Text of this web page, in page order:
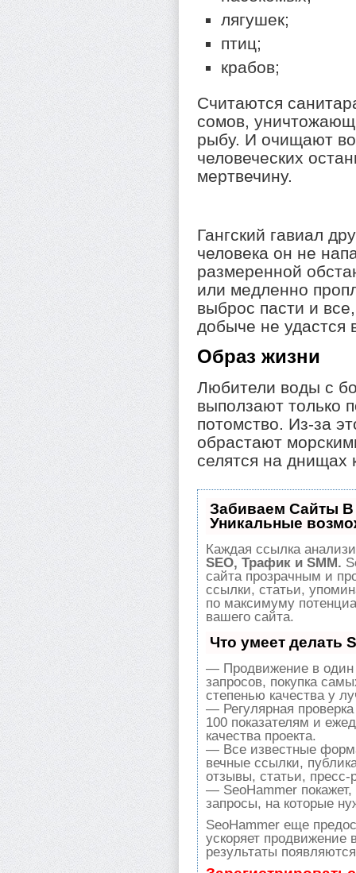
лягушек;
птиц;
крабов;
Считаются
сомов,
рыбу. И очищают
человеческих
мертвечину.
Гангский гавиал
человека он не
размеренной
или медленно
выброс пасти и
добыче не удастся
Образ жизни
Любители воды с
выползают только
потомство. Из-за
обрастают
селятся на днищах
Забиваем Сайты
Уникальные
Каждая ссылка
SEO, Трафик и SMM.
сайта прозрачным и
ссылки, статьи,
по максимуму
вашего сайта.
Что умеет делать
— Продвижение в один
запросов, покупка
степенью качества у
— Регулярная
100 показателям и
качества проекта.
— Все известные
вечные ссылки,
отзывы, статьи, пресс-
— SeoHammer
запросы, на которые
SeoHammer еще
ускоряет продвижение
результаты